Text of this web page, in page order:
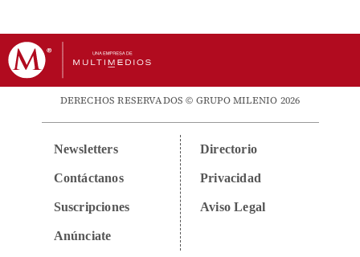
DERECHOS RESERVADOS © GRUPO MILENIO 2026
Newsletters
Contáctanos
Suscripciones
Anúnciate
Directorio
Privacidad
Aviso Legal